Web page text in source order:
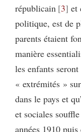
républicain 3 et
politique, est de
parents étaient
manière
les enfants
« extrémités »
dans le pays et
et sociales
années 1910